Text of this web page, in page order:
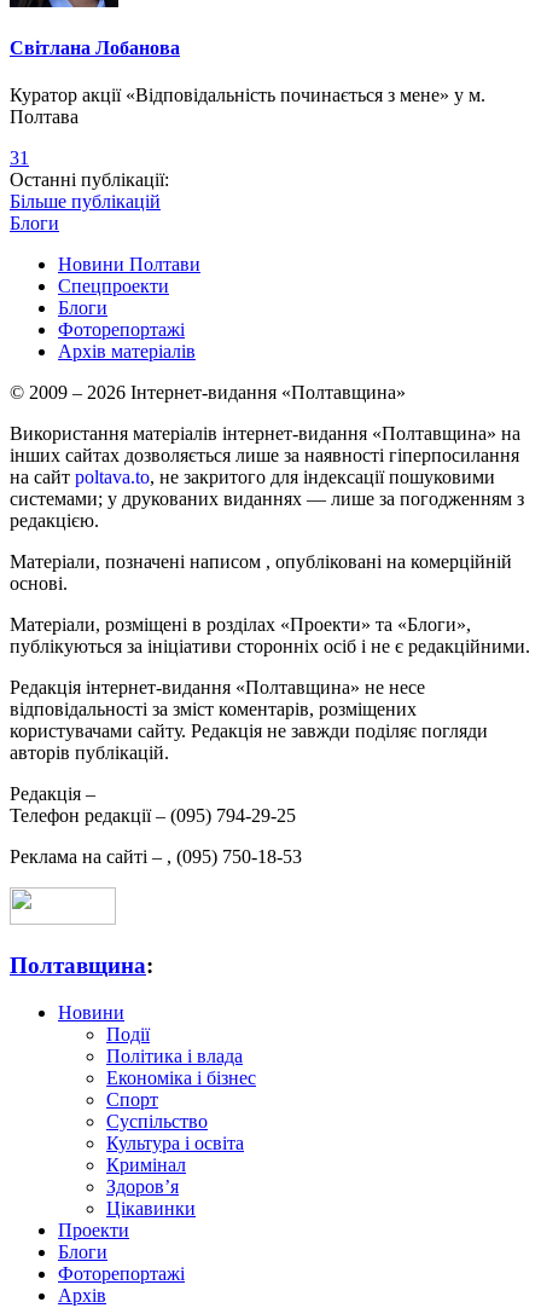
Світлана Лобанова
Куратор акції «Відповідальність починається з мене» у м.
Полтава
31
Останні публікації:
Більше публікацій
Блоги
Новини Полтави
Спецпроекти
Блоги
Фоторепортажі
Архів матеріалів
© 2009 – 2026 Інтернет-видання «Полтавщина»
Використання матеріалів інтернет-видання «Полтавщина» на
інших сайтах дозволяється лише за наявності гіперпосилання
на сайт poltava.to, не закритого для індексації пошуковими
системами; у друкованих виданнях — лише за погодженням з
редакцією.
Матеріали, позначені написом , опубліковані на комерційній
основі.
Матеріали, розміщені в розділах «Проекти» та «Блоги»,
публікуються за ініціативи сторонніх осіб і не є редакційними.
Редакція інтернет-видання «Полтавщина» не несе
відповідальності за зміст коментарів, розміщених
користувачами сайту. Редакція не завжди поділяє погляди
авторів публікацій.
Редакція –
Телефон редакції – (095) 794-29-25
Реклама на сайті – , (095) 750-18-53
Полтавщина:
Новини
Події
Політика і влада
Економіка і бізнес
Спорт
Суспільство
Культура і освіта
Кримінал
Здоров’я
Цікавинки
Проекти
Блоги
Фоторепортажі
Архів